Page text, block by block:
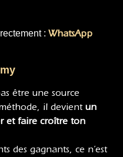
:WhatsApp
être une source
il devient un
et faire croître ton
des gagnants, ce n’est